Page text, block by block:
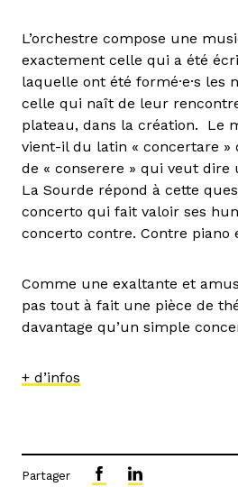
L’orchestre compose une
exactement celle qui a été
laquelle ont été formé·e·s les
celle qui naît de leur
plateau, dans la création. Le
vient-il du latin « concertare »
de « conserere » qui veut dire
La Sourde répond à cette
concerto qui fait valoir ses
concerto contre. Contre piano
Comme une exaltante et
pas tout à fait une pièce de
davantage qu’un simple
+ d’infos
Partager